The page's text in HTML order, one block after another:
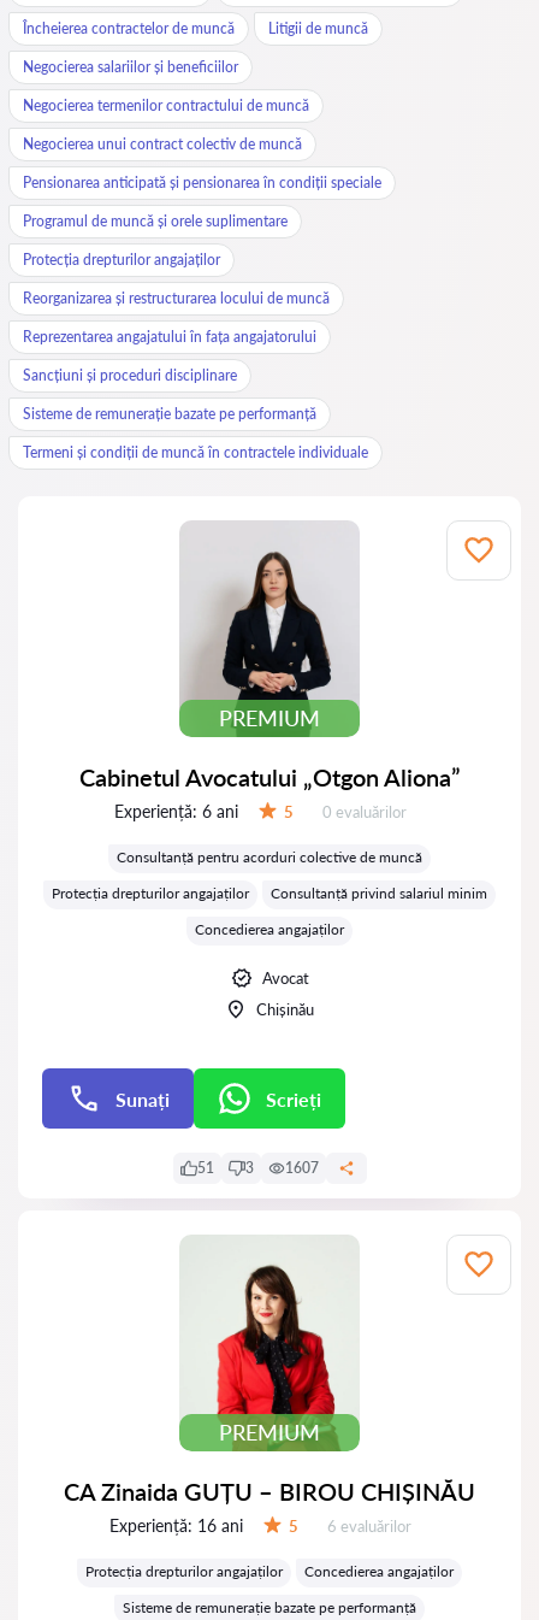
Încheierea contractelor de muncă Litigii de muncă
Negocierea salariilor și beneficiilor
Negocierea termenilor contractului de muncă
Negocierea unui contract colectiv de muncă
Pensionarea anticipată și pensionarea în condiții speciale
Programul de muncă și orele suplimentare
Protecția drepturilor angajaților
Reorganizarea și restructurarea locului de muncă
Reprezentarea angajatului în fața angajatorului
Sancțiuni și proceduri disciplinare
Sisteme de remunerație bazate pe performanță
Termeni și condiții de muncă în contractele individuale
PREMIUM
Cabinetul Avocatului „Otgon Aliona”
Experiență: 6 ani 5 Evaluărilor:
0 evaluărilor
Consultanță pentru acorduri colective de muncă
Protecția drepturilor angajaților
Consultanță privind salariul minim
Concedierea angajaților
Avocat
Chișinău
Sunați Scrieți
51 3 1607
PREMIUM
CA Zinaida GUȚU – BIROU CHIȘINĂU
Experiență: 16 ani 5 Evaluărilor:
6 evaluărilor
Protecția drepturilor angajaților
Concedierea angajaților
Sisteme de remunerație bazate pe performanță